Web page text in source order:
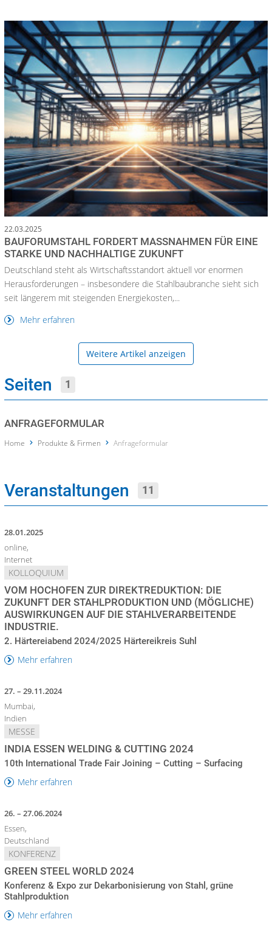
22.03.2025
BAUFORUMSTAHL FORDERT MASSNAHMEN FÜR EINE S
TARKE UND NACHHALTIGE ZUKUNFT
Deutschland steht als Wirtschaftsstandort aktuell vor enormen
Herausforderungen – insbesondere die Stahlbaubranche sieht sich
seit längerem mit steigenden Energiekosten,...
Mehr erfahren
Weitere Artikel anzeigen
Seiten 1
ANFRAGEFORMULAR
Home Produkte & Firmen Anfrageformular
Veranstaltungen 11
28.01.2025
online,
Internet
KOLLOQUIUM
VOM HOCHOFEN ZUR DIREKTREDUKTION: DIE
ZUKUNFT DER STAHLPRODUKTION UND (MÖGLICHE)
AUSWIRKUNGEN AUF DIE STAHLVERARBEITENDE
INDUSTRIE.
2. Härtereiabend 2024/2025 Härtereikreis Suhl
Mehr erfahren
27. – 29.11.2024
Mumbai,
Indien
MESSE
INDIA ESSEN WELDING & CUTTING 2024
10th International Trade Fair Joining – Cutting – Surfacing
Mehr erfahren
26. – 27.06.2024
Essen,
Deutschland
KONFERENZ
GREEN STEEL WORLD 2024
Konferenz & Expo zur Dekarbonisierung von Stahl, grüne
Stahlproduktion
Mehr erfahren